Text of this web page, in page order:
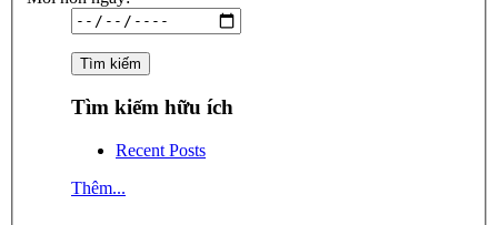
Tìm kiếm hữu ích
Recent Posts
Thêm...